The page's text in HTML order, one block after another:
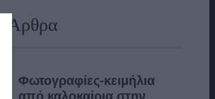
Άρθρα
Φωτογραφίες-κειμήλια